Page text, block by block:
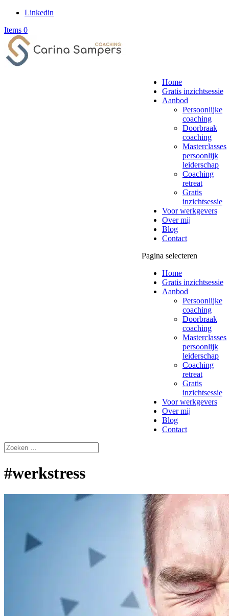
Linkedin
Items 0
Home
Gratis inzichtsessie
Aanbod
Persoonlijke
coaching
Doorbraak
coaching
Masterclasses
persoonlijk
leiderschap
Coaching
retreat
Gratis
inzichtsessie
Voor werkgevers
Over mij
Blog
Contact
Pagina selecteren
Home
Gratis inzichtsessie
Aanbod
Persoonlijke
coaching
Doorbraak
coaching
Masterclasses
persoonlijk
leiderschap
Coaching
retreat
Gratis
inzichtsessie
Voor werkgevers
Over mij
Blog
Contact
#werkstress